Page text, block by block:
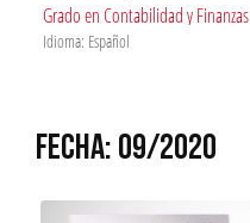
Grado en Contabilidad y Finanzas
Idioma: Español
FECHA: 09/2020